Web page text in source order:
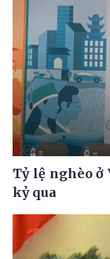
Tỷ lệ nghèo ở
kỷ qua